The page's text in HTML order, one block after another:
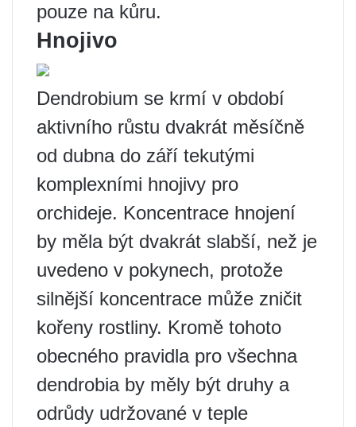
pouze na kůru.
Hnojivo
Dendrobium se krmí v období
aktivního růstu dvakrát měsíčně
od dubna do září tekutými
komplexními hnojivy pro
orchideje. Koncentrace hnojení
by měla být dvakrát slabší, než je
uvedeno v pokynech, protože
silnější koncentrace může zničit
kořeny rostliny. Kromě tohoto
obecného pravidla pro všechna
dendrobia by měly být druhy a
odrůdy udržované v teple